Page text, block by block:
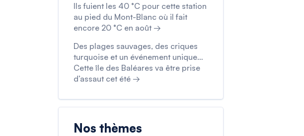
Ils fuient les 40 °C pour cette station
au pied du Mont-Blanc où il fait
encore 20 °C en août →
Des plages sauvages, des criques
turquoise et un événement unique…
Cette île des Baléares va être prise
d’assaut cet été →
Nos thèmes